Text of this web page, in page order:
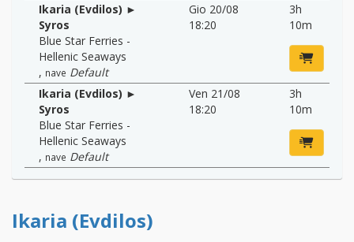
Ikaria (Evdilos) ►
Syros
Blue Star Ferries -
Hellenic Seaways
, nave Default
Gio 20/08
18:20
3h
10m
Ikaria (Evdilos) ►
Syros
Blue Star Ferries -
Hellenic Seaways
, nave Default
Ven 21/08
18:20
3h
10m
Ikaria (Evdilos)